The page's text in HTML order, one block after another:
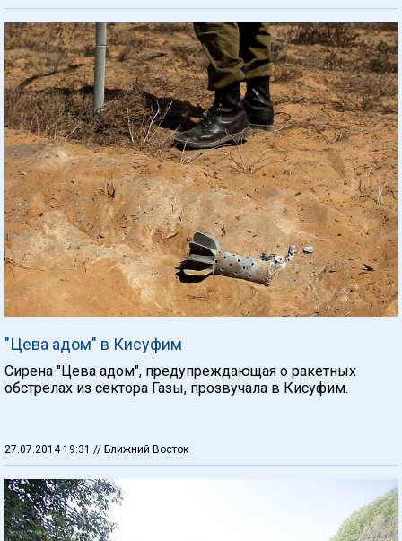
"Цева адом" в Кисуфим
Сирена "Цева адом", предупреждающая о ракетных
обстрелах из сектора Газы, прозвучала в Кисуфим.
27.07.2014 19:31 // Ближний Восток